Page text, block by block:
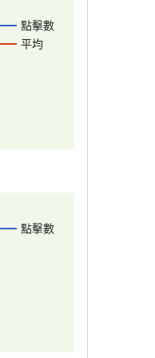
點擊數
平均
點擊數